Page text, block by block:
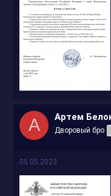
А Артем
Дворовый бро
05.05.2023